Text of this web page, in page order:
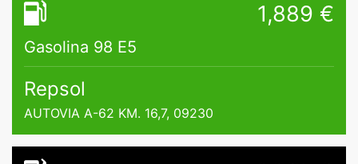
1,889 €
Gasolina 98 E5
Repsol
AUTOVIA A-62 KM. 16,7, 09230